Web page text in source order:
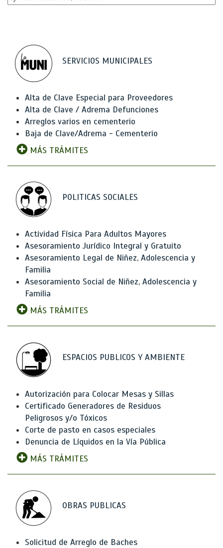
SERVICIOS MUNICIPALES
Alta de Clave Especial para Proveedores
Alta de Clave / Adrema Defunciones
Arreglos varios en cementerio
Baja de Clave/Adrema - Cementerio
MÁS TRÁMITES
POLITICAS SOCIALES
Actividad Física Para Adultos Mayores
Asesoramiento Jurídico Integral y Gratuito
Asesoramiento Legal de Niñez, Adolescencia y
Familia
Asesoramiento Social de Niñez, Adolescencia y
Familia
MÁS TRÁMITES
ESPACIOS PUBLICOS Y AMBIENTE
Autorización para Colocar Mesas y Sillas
Certificado Generadores de Residuos
Peligrosos y/o Tóxicos
Corte de pasto en casos especiales
Denuncia de Líquidos en la Vía Pública
MÁS TRÁMITES
OBRAS PUBLICAS
Solicitud de Arreglo de Baches